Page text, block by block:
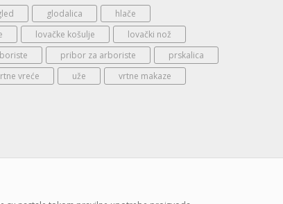
glodalica
hlače
lovačke košulje
lovački nož
pribor za arboriste
prskalica
vreće uže
vrtne makaze